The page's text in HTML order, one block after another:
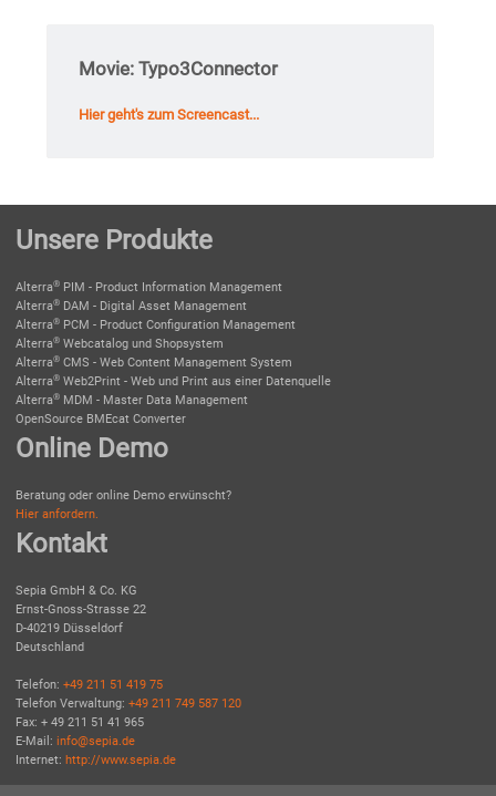
Movie: Typo3Connector
Hier geht's zum Screencast...
Unsere Produkte
Alterra® PIM - Product Information Management
Alterra® DAM - Digital Asset Management
Alterra® PCM - Product Configuration Management
Alterra® Webcatalog und Shopsystem
Alterra® CMS - Web Content Management System
Alterra® Web2Print - Web und Print aus einer Datenquelle
Alterra® MDM - Master Data Management
OpenSource BMEcat Converter
Online Demo
Beratung oder online Demo erwünscht?
Hier anfordern.
Kontakt
Sepia GmbH & Co. KG
Ernst-Gnoss-Strasse 22
D-40219 Düsseldorf
Deutschland
Telefon: +49 211 51 419 75
Telefon Verwaltung: +49 211 749 587 120
Fax: + 49 211 51 41 965
E-Mail: info@sepia.de
Internet: http://www.sepia.de